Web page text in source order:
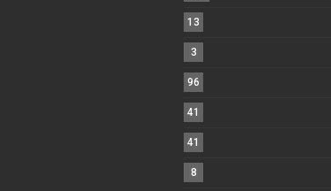
13
3
96
41
41
8